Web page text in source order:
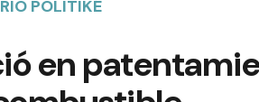
POLITIKÉ
en